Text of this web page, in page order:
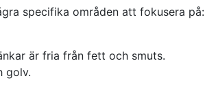
specifika områden att fokusera på:
är fria från fett och smuts.
golv.